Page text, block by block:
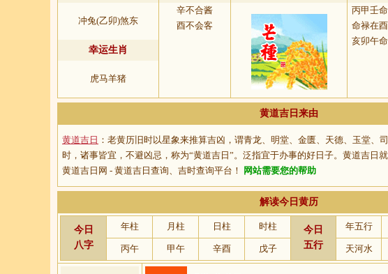
冲兔(乙卯)煞东
幸运生肖
虎马羊猪
辛不合酱
酉不会客
丙甲壬
命禄在
亥卯午
黄道吉日来由
黄道吉日 ：老黄历旧时以星象来推算吉凶，谓青龙、明堂、金匮、天德、玉堂、
时，诸事皆宜，不避凶忌，称为“黄道吉日 ”。泛指宜于办事的好日子。黄道吉日
黄道吉日网 - 黄道吉日查询、吉时查询平台！
网站需要您的帮助
解读今日黄历
今日
八字
年柱 月柱 日柱 时柱
今日
五行
年五行
丙午 甲午 辛酉 戊子 天河水